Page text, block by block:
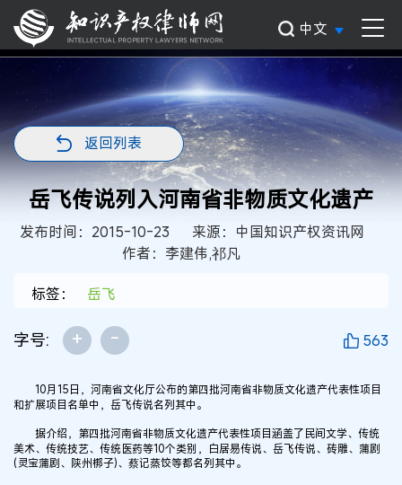
中文
返回列表
岳飞传说列入河南省非物质文化遗产
发布时间：2015-10-23
来源：中国知识产权资讯网
作者：李建伟,祁凡
标签： 岳飞
字号: + - 563
10月15日，河南省文化厅公布的第四批河南省非物质文化遗产代表性项目
和扩展项目名单中，岳飞传说名列其中。
据介绍，第四批河南省非物质文化遗产代表性项目涵盖了民间文学、传统
美术、传统技艺、传统医药等10个类别，白居易传说、岳飞传说、砖雕、蒲剧
(灵宝蒲剧、陕州梆子)、蔡记蒸饺等都名列其中。